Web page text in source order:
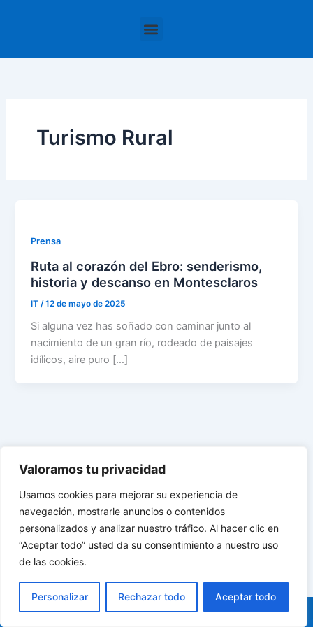
Valoramos tu privacidad
Usamos cookies para mejorar su experiencia de
navegación, mostrarle anuncios o contenidos
personalizados y analizar nuestro tráfico. Al hacer clic en
“Aceptar todo” usted da su consentimiento a nuestro uso
de las cookies.
Personalizar Rechazar todo Aceptar todo
Turismo Rural
Prensa
Ruta al corazón del Ebro: senderismo,
historia y descanso en Montesclaros
IT /12 de mayo de 2025
Si alguna vez has soñado con caminar junto al
nacimiento de un gran río, rodeado de paisajes
idílicos, aire puro […]